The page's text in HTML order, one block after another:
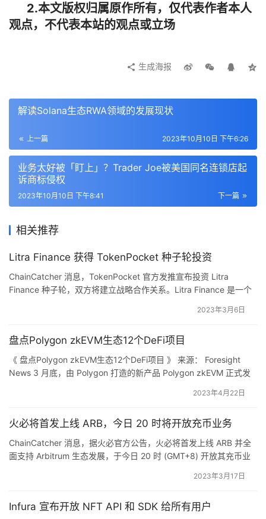
BitVM 的架构、输入输出、限制和展望等方面的内容。
要在比特币上计算任何内容，资深开发者们怎
Binance 将上线 STRAX 1-10 倍 U 本位永续合约
据官方公告，
将于 10 月 11 日 10:30（东八区时
间）上线 STRAX 1-10 倍 U 本位永续合约。
Aptos 与韩国游戏工作室 NPIXEL 合作构建的 Web3 游戏
生态系统项目 METAPIXEL 已无限期暂停
韩国 3A 游戏工作室 NPIXEL 与 Aptos 合作构建的
游戏生态系统 METAPIXEL 项目已无限期暂停。所有团队现
Bitbili 此前报道，9 月 4 日，韩国游戏工作室 NPIXEL 已
借贷协议 dForce 将在所支持的 L1 和 L2 链上停止使用
BUSD
据官方消息，根据 DIP052 提案，DeFi 协议 dForce 将在
持。如果在借贷协议中仍有未平仓的 BUSD 头寸，注意将
其平仓并提取 BUSD。
Neutron 允许开发者通过 区块链间通信协议（IBC）轻松构
2.本文版权归属原作所有，仅代表作者本人
观点，不代表本站的观点或立场
生成海报
解读Solana生态RWA领域的发展现状
上一篇 2023年10月10日 下午6:26
业务太好被「盯上」？Trader Joe被美国同名连锁店起
诉商标侵权
下一篇
2023年10月10日 下午8:41
相关推荐
Litra Finance 获得 TokenPocket 种子轮投资
ChainCatcher 消息，TokenPocket 官方发推宣布投资 Litra
Finance 种子轮，双方将建立战略合作关系。Litra Finance 是一个
题，Litra Finance 构建了一套深度流动性协议。通过高级定制化的
2023年3月6日
盘点Polygon zkEVM生态12个DeFi项目
《 盘点Polygon zkEVM生态12个DeFi项目 》 来源： Foresight
News 3 月底，由 Polygon 打造的新产品 Polygon zkEVM 正式发
案，三个主要组件包括可信定序器（Trusted Sequencer）、可信
2023年4月22日
火必将首发上线 ARB，今日 20 时将开放充币业务
ChainCatcher 消息，据火必官方公告，火必将首发上线 ARB 并全
面支持 Arbitrum 生态发展，于今日 20 时 (GMT+8) 开放其充币业
公告为准。 据此前消息，Arbitrum 于 3 月 16 日晚宣布：为
2023年3月17日
Infura 宣布开放 NFT API 和 SDK 给所有用户